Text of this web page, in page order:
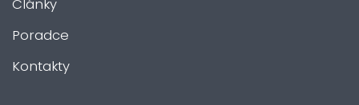
Články
Poradce
Kontakty